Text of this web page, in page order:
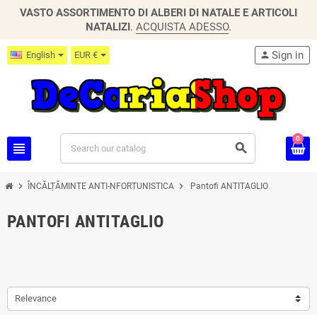
VASTO ASSORTIMENTO DI ALBERI DI NATALE E ARTICOLI
NATALIZI. ACQUISTA ADESSO.
English EUR €
view_headline search
person Sign in
0
chevron_right ÎNCĂLȚĂMINTE ANTI-NFORTUNISTICA chevron_right Pantofi ANTITAGLIO
PANTOFI ANTITAGLIO
Relevance